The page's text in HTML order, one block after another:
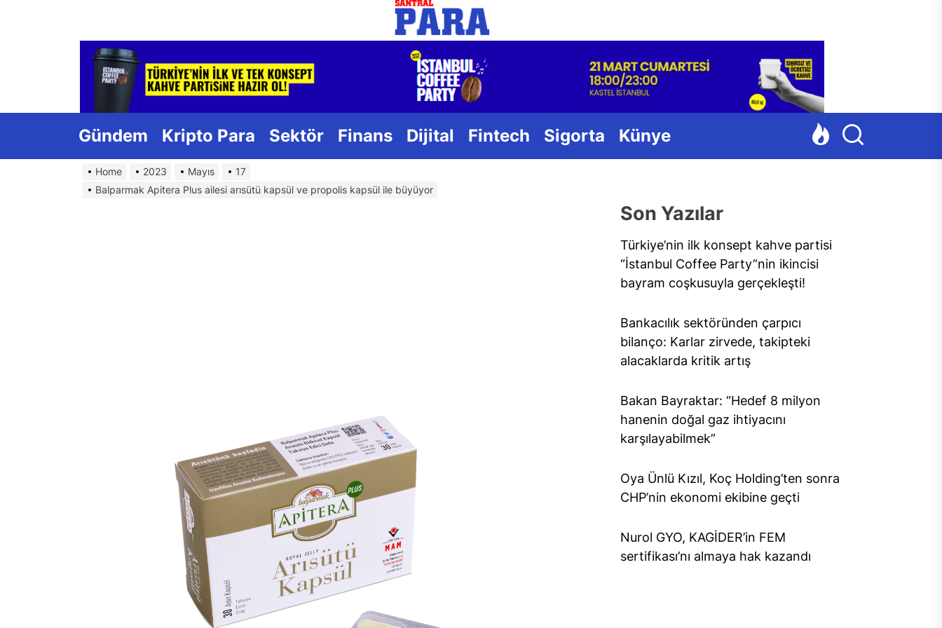
Gündem Kripto Para Sektör Finans Dijital Fintech Sigorta Künye
Home 2023 Mayıs
17
Balparmak Apitera Plus ailesi arısütü kapsül ve propolis kapsül ile büyüyor
Son Yazılar
Türkiye’nin ilk konsept kahve partisi
“İstanbul Coffee Party”nin ikincisi
bayram coşkusuyla gerçekleşti!
Bankacılık sektöründen çarpıcı
bilanço: Karlar zirvede, takipteki
alacaklarda kritik artış
Bakan Bayraktar: “Hedef 8 milyon
hanenin doğal gaz ihtiyacını
karşılayabilmek”
Oya Ünlü Kızıl, Koç Holding’ten sonra
CHP’nin ekonomi ekibine geçti
Nurol GYO, KAGİDER’in FEM
sertifikası’nı almaya hak kazandı